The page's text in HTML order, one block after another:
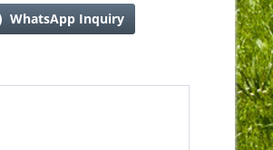
WhatsApp Inquiry